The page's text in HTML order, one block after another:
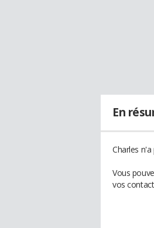
En
Charles
Vous
vos